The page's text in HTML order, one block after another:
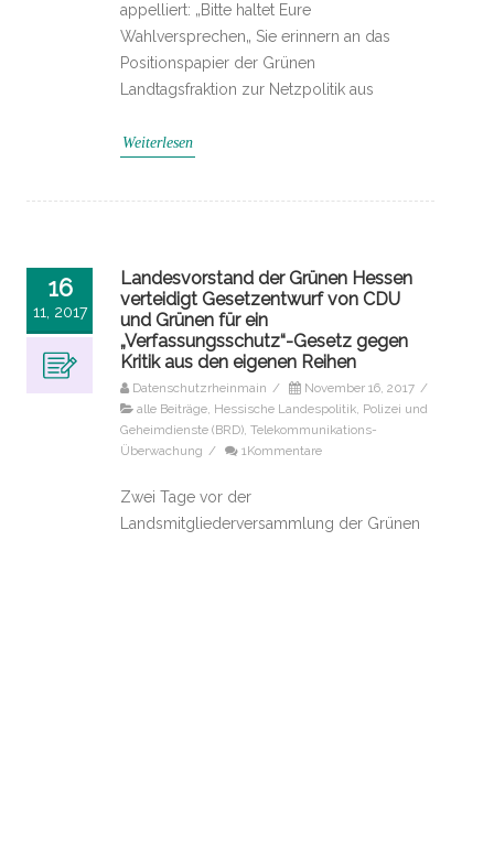
appelliert: „Bitte haltet Eure
Wahlversprechen„ Sie erinnern an das
Positionspapier der Grünen
Landtagsfraktion zur Netzpolitik aus
Weiterlesen
16
11, 2017
Landesvorstand der Grünen Hessen
verteidigt Gesetzentwurf von CDU
und Grünen für ein
„Verfassungsschutz“-Gesetz gegen
Kritik aus den eigenen Reihen
Datenschutzrheinmain / November 16, 2017 /
alle Beiträge, Hessische Landespolitik, Polizei und
Geheimdienste (BRD), Telekommunikations-
Überwachung / 1Kommentare
Zwei Tage vor der
Landsmitgliederversammlung der Grünen